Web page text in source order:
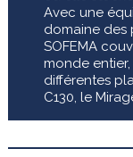
Avec une
domaine des
SOFEMA
monde
différentes
C130, le